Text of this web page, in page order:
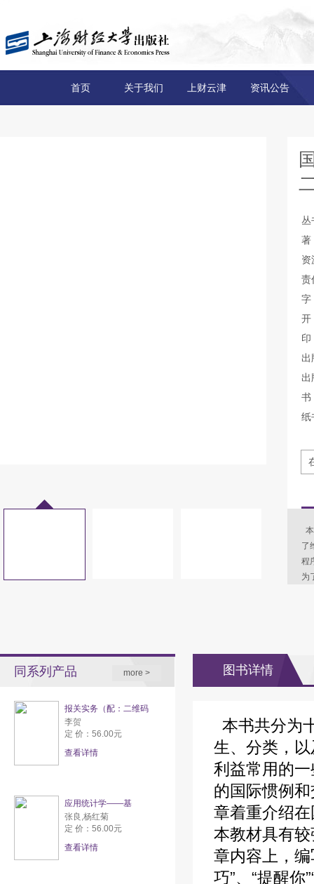
首页 关于我们 上财云津 资讯公告
丛
著
资
责
出
出
纸
了
程
为
同系列产品 more >
报关实务（配：二维码
李贺
定 价：56.00元
查看详情
应用统计学——基
张良,杨红菊
定 价：56.00元
查看详情
图书详情
本书共分为
生、分类，
利益常用的
的国际惯例
章着重介绍
本教材具有
章内容上，
巧”、“提醒